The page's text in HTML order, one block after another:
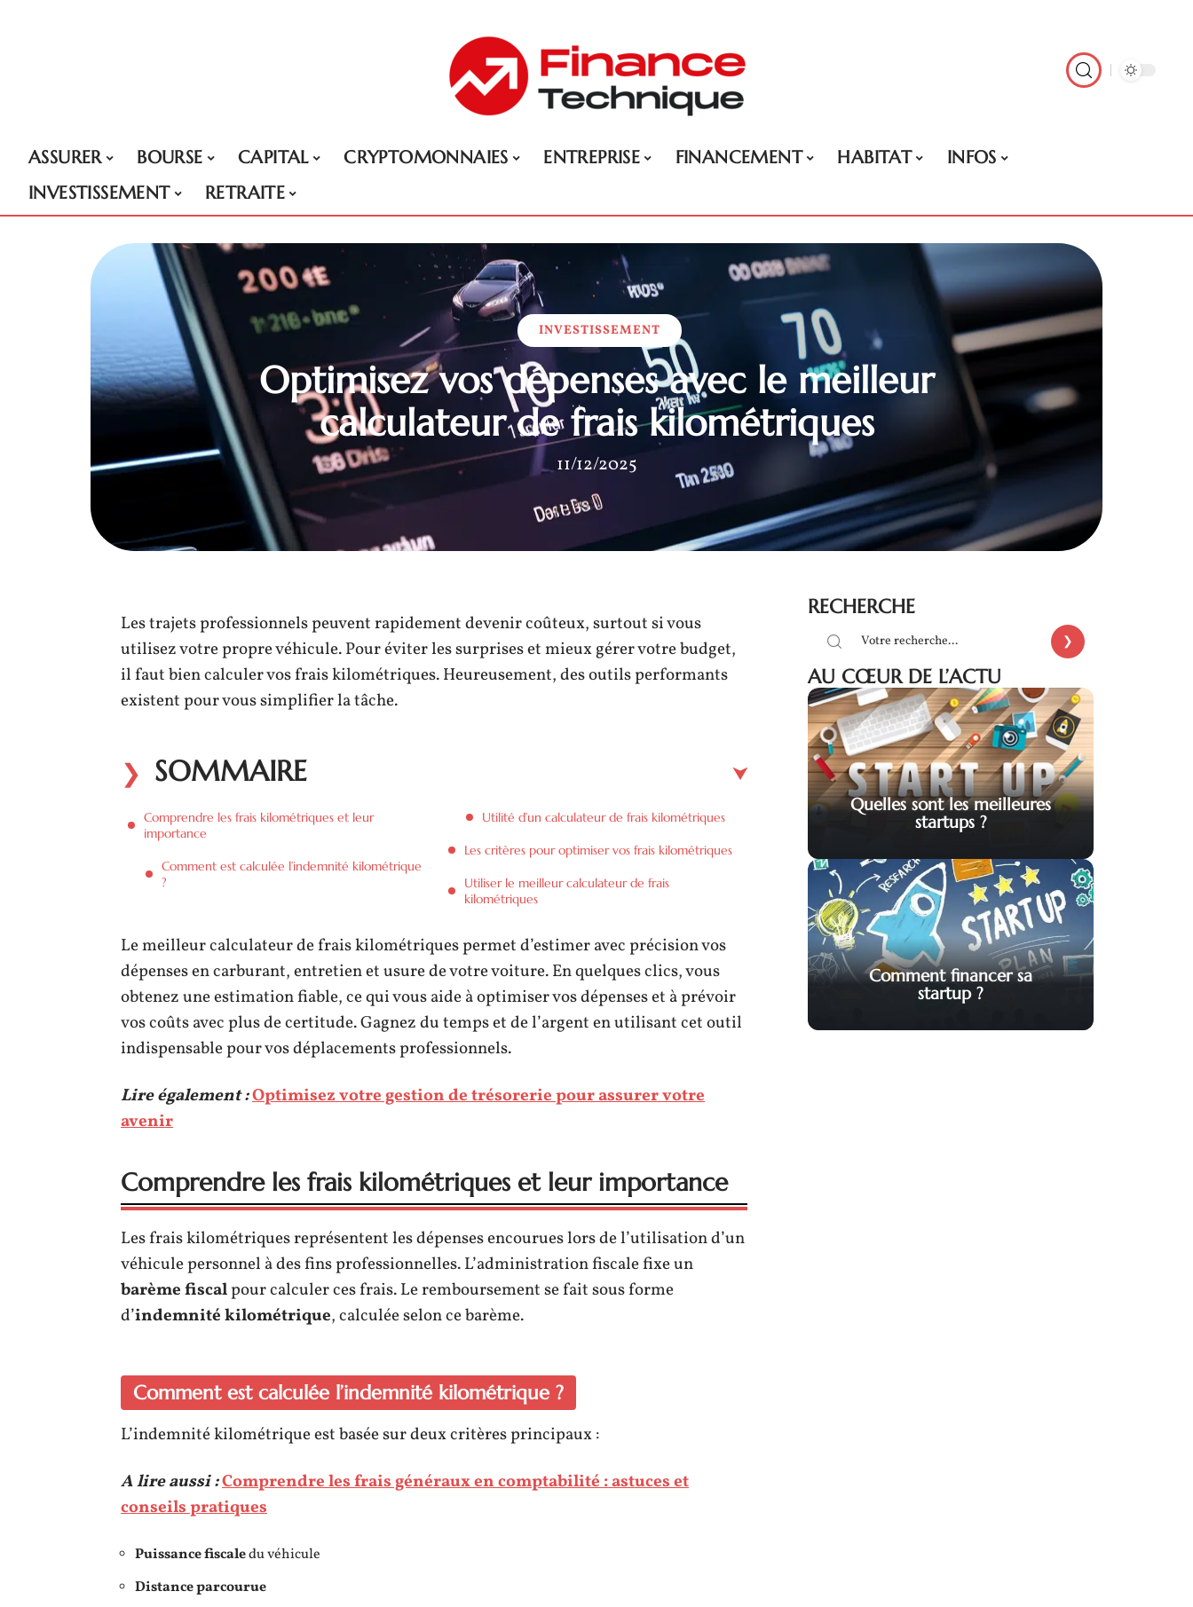
ASSURER BOURSE CAPITAL CRYPTOMONNAIES ENTREPRISE FINANCEMENT HABITAT
INFOS
INVESTISSEMENT
RETRAITE
INVESTISSEMENT
Optimisez vos dépenses avec le meilleur
calculateur de frais kilométriques
11/12/2025
Les trajets professionnels peuvent rapidement devenir coûteux, surtout si vous
utilisez votre propre véhicule. Pour éviter les surprises et mieux gérer votre budget,
il faut bien calculer vos frais kilométriques. Heureusement, des outils performants
existent pour vous simplifier la tâche.
SOMMAIRE
Comprendre les frais kilométriques et leur
importance
Comment est calculée l’indemnité kilométrique
?
Utilité d’un calculateur de frais kilométriques
Les critères pour optimiser vos frais kilométriques
Utiliser le meilleur calculateur de frais
kilométriques
Le meilleur calculateur de frais kilométriques permet d’estimer avec précision vos
dépenses en carburant, entretien et usure de votre voiture. En quelques clics, vous
obtenez une estimation fiable, ce qui vous aide à optimiser vos dépenses et à prévoir
vos coûts avec plus de certitude. Gagnez du temps et de l’argent en utilisant cet outil
indispensable pour vos déplacements professionnels.
Lire également :Optimisez votre gestion de trésorerie pour assurer votre
avenir
Comprendre les frais kilométriques et leur importance
Les frais kilométriques représentent les dépenses encourues lors de l’utilisation d’un
véhicule personnel à des fins professionnelles. L’administration fiscale fixe un
barème fiscalpour calculer ces frais. Le remboursement se fait sous forme
d’indemnité kilométrique, calculée selon ce barème.
Comment est calculée l’indemnité kilométrique ?
L’indemnité kilométrique est basée sur deux critères principaux :
A lire aussi :Comprendre les frais généraux en comptabilité : astuces et
conseils pratiques
Puissance fiscaledu véhicule
Distance parcourue
RECHERCHE
AU CŒUR DE L’ACTU
Quelles sont les meilleures
startups ?
Comment financer sa
startup ?